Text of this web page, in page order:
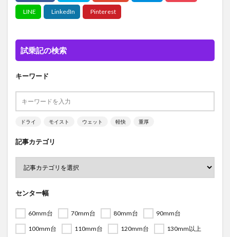
試乗記の検索
キーワード
ドライ モイスト ウェット 軽快 重厚
記事カテゴリ
センター幅
60mm台 70mm台 80mm台
90mm台
100mm台
110mm台 120mm台 130mm以上